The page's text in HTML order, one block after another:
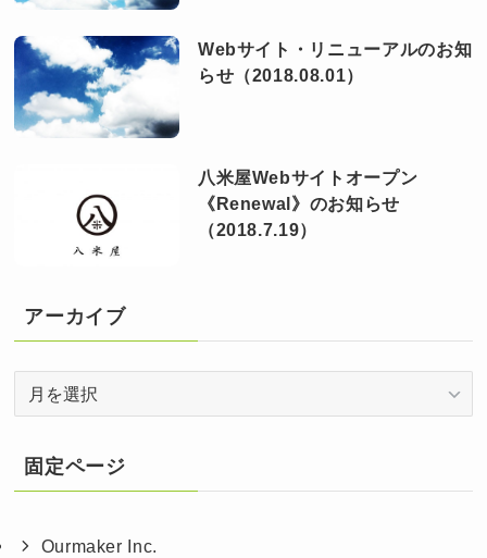
Webサイト・リニューアルのお知
らせ（2018.08.01）
八米屋Webサイトオープン
《Renewal》のお知らせ
（2018.7.19）
アーカイブ
イ
ブ
固定ページ
Ourmaker Inc.